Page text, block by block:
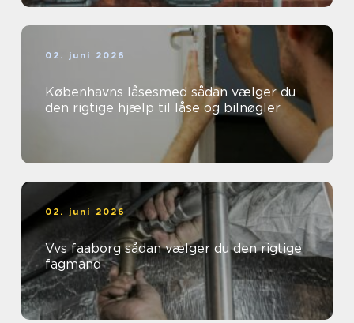
02. juni 2026
Københavns låsesmed sådan vælger du
den rigtige hjælp til låse og bilnøgler
02. juni 2026
Vvs faaborg sådan vælger du den rigtige
fagmand